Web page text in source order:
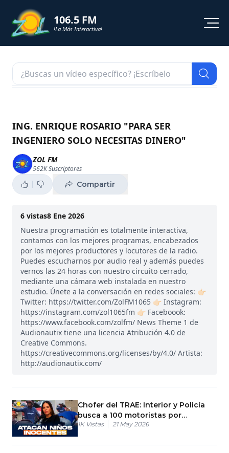
106.5 FM
!La Más Interactiva!
NOTICIAS
SHORTS
PODCAST
ZOL TV
ING. ENRIQUE ROSARIO "PARA SER
INGENIERO SOLO NECESITAS DINERO"
ZOL FM
562KSuscriptores
Compartir
6 vistas8 Ene 2026
Nuestra programación es totalmente interactiva,
contamos con los mejores programas, encabezados
por los mejores productores y locutores de la radio.
Puedes escucharnos por audio real y además puedes
vernos las 24 horas con nuestro circuito cerrado,
mediante una cámara web instalada en nuestro
estudio. Únete a la conversación en redes sociales: 👉🏻
Twitter: https://twitter.com/ZolFM1065 👉🏻 Instagram:
https://instagram.com/zol1065fm 👉🏻 Faceboook:
https://www.facebook.com/zolfm/ News Theme 1 de
Audionautix tiene una licencia Atribución 4.0 de
Creative Commons.
https://creativecommons.org/licenses/by/4.0/ Artista:
http://audionautix.com/
Chofer del TRAE: Interior y Policía
busca a 100 motoristas por
linchamiento
1K Vistas 21 May 2026